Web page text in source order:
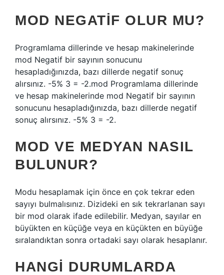
MOD NEGATIF OLUR MU?
Programlama dillerinde ve hesap makinelerinde
mod Negatif bir sayının sonucunu
hesapladığınızda, bazı dillerde negatif sonuç
alırsınız. -5% 3 = -2.mod Programlama dillerinde
ve hesap makinelerinde mod Negatif bir sayının
sonucunu hesapladığınızda, bazı dillerde negatif
sonuç alırsınız. -5% 3 = -2.
MOD VE MEDYAN NASIL
BULUNUR?
Modu hesaplamak için önce en çok tekrar eden
sayıyı bulmalısınız. Dizideki en sık tekrarlanan sayı
bir mod olarak ifade edilebilir. Medyan, sayılar en
büyükten en küçüğe veya en küçükten en büyüğe
sıralandıktan sonra ortadaki sayı olarak hesaplanır.
HANGI DURUMLARDA